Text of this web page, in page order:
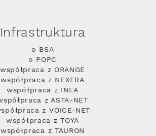
Infrastruktura
o BSA
o POPC
współpraca z ORANGE
współpraca z NEXERA
współpraca z INEA
z ASTA-NET
z VOICE-NET
współpraca z TOYA
współpraca z TAURON